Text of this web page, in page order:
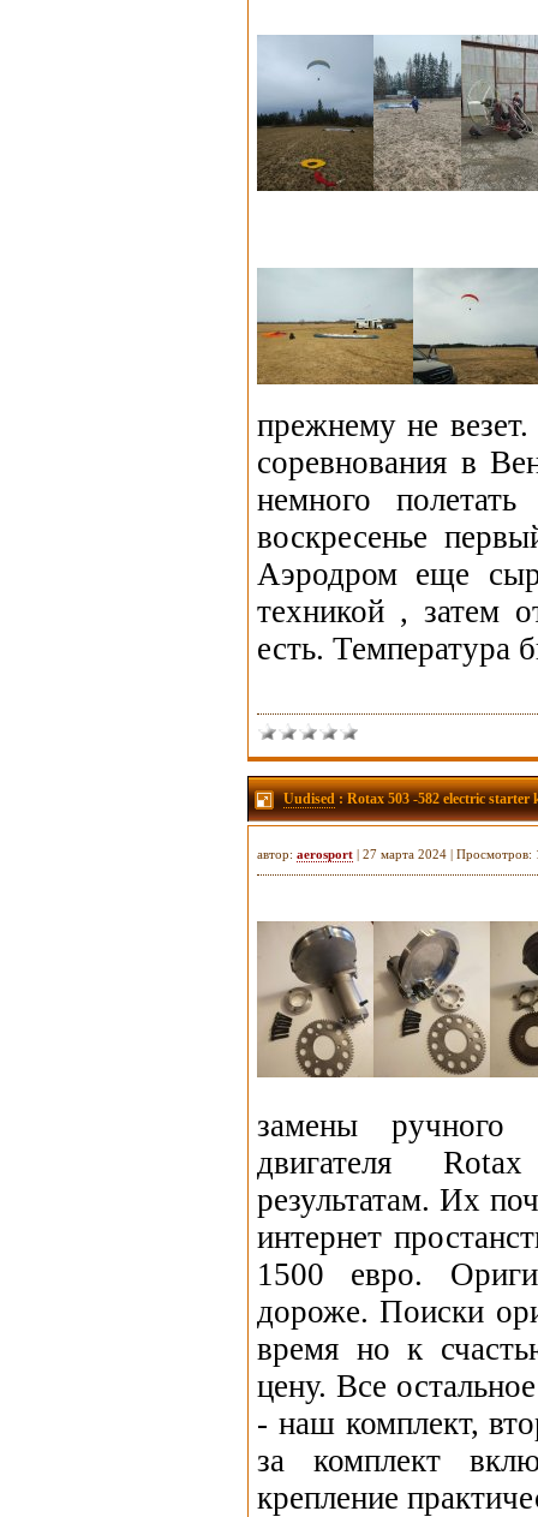
прежнему не
соревнования в
немного
воскресенье
Аэродром еще
техникой , затем
есть. Температура
Uudised: Rotax 503 -582 electric starter
автор: aerosport | 27 марта 2024 | Просмотров:
замены ручного
двигателя
результатам. Их
интернет
1500 евро.
дороже. Поиски
время но к
цену. Все
- наш комплект,
за комплект
крепление